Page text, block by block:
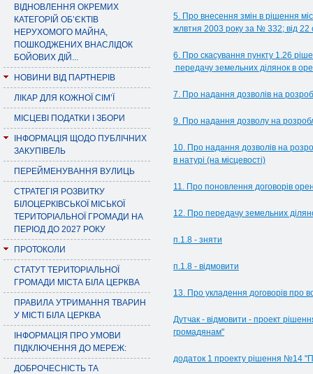
ВІДНОВЛЕННЯ ОКРЕМИХ
КАТЕГОРІЙ ОБ’ЄКТІВ
НЕРУХОМОГО МАЙНА,
ПОШКОДЖЕНИХ ВНАСЛІДОК
БОЙОВИХ ДІЙ...
НОВИНИ ВІД ПАРТНЕРІВ
ЛІКАР ДЛЯ КОЖНОЇ СІМ’Ї
МІСЦЕВІ ПОДАТКИ І ЗБОРИ
ІНФОРМАЦІЯ ЩОДО ПУБЛІЧНИХ
ЗАКУПІВЕЛЬ
ПЕРЕЙМЕНУВАННЯ ВУЛИЦЬ
СТРАТЕГІЯ РОЗВИТКУ
БІЛОЦЕРКІВСЬКОЇ МІСЬКОЇ
ТЕРИТОРІАЛЬНОЇ ГРОМАДИ НА
ПЕРІОД ДО 2027 РОКУ
ПРОТОКОЛИ
СТАТУТ ТЕРИТОРІАЛЬНОЇ
ГРОМАДИ МІСТА БІЛА ЦЕРКВА
ПРАВИЛА УТРИМАННЯ ТВАРИН
У МІСТІ БІЛА ЦЕРКВА
ІНФОРМАЦІЯ ПРО УМОВИ
ПІДКЛЮЧЕННЯ ДО МЕРЕЖ:
ДОБРОЧЕСНІСТЬ ТА
5. Про внесення змін в рішення
жлвтня 2003 року за № 332; від
6. Про скасування пункту 1.26
передачу земельних ділянок в
7. Про надання дозволів на
9. Про надання дозволу на
10. Про надання дозволів на
в натурі (на місцевості)
11. Про поновлення договорів
12. Про передачу земельних
п.1.8 - зняти
п.1.8 - відмовити
13. Про укладення договорів про
Дутчак - відмовити - проект
громадянам"
додаток 1 проекту рішення №14